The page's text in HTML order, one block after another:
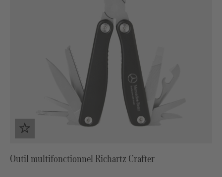
Outil multifonctionnel Richartz Crafter